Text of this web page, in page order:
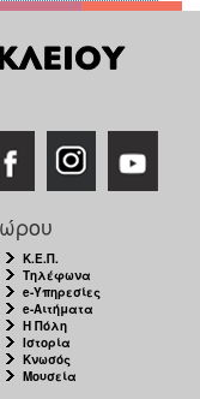
Κ.Ε.Π.
Τηλέφωνα
e-Υπηρεσίες
e-Αιτήματα
Η Πόλη
Ιστορία
Κνωσός
Μουσεία